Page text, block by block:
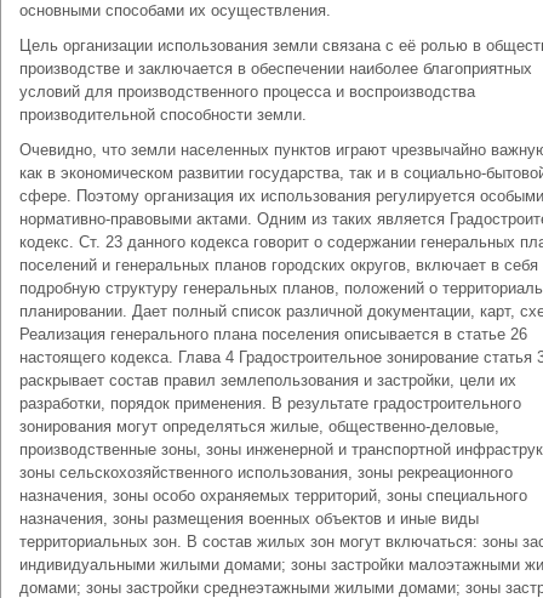
основными способами их осуществления.
Цель организации использования земли связана с её ролью в
производстве и заключается в обеспечении наиболее благоприятных
условий для производственного процесса и воспроизводства
производительной способности земли.
Очевидно, что земли населенных пунктов играют чрезвычайно
как в экономическом развитии государства, так и в социально-
сфере. Поэтому организация их использования регулируется особыми
нормативно-правовыми актами. Одним из таких является
кодекс. Ст. 23 данного кодекса говорит о содержании генеральных
поселений и генеральных планов городских округов, включает в себя
подробную структуру генеральных планов, положений о
планировании. Дает полный список различной документации, карт,
Реализация генерального плана поселения описывается в статье 26
настоящего кодекса. Глава 4 Градостроительное зонирование статья
раскрывает состав правил землепользования и застройки, цели их
разработки, порядок применения. В результате градостроительного
зонирования могут определяться жилые, общественно-деловые,
производственные зоны, зоны инженерной и транспортной
зоны сельскохозяйственного использования, зоны рекреационного
назначения, зоны особо охраняемых территорий, зоны специального
назначения, зоны размещения военных объектов и иные виды
территориальных зон. В состав жилых зон могут включаться: зоны
индивидуальными жилыми домами; зоны застройки малоэтажными
домами; зоны застройки среднеэтажными жилыми домами; зоны